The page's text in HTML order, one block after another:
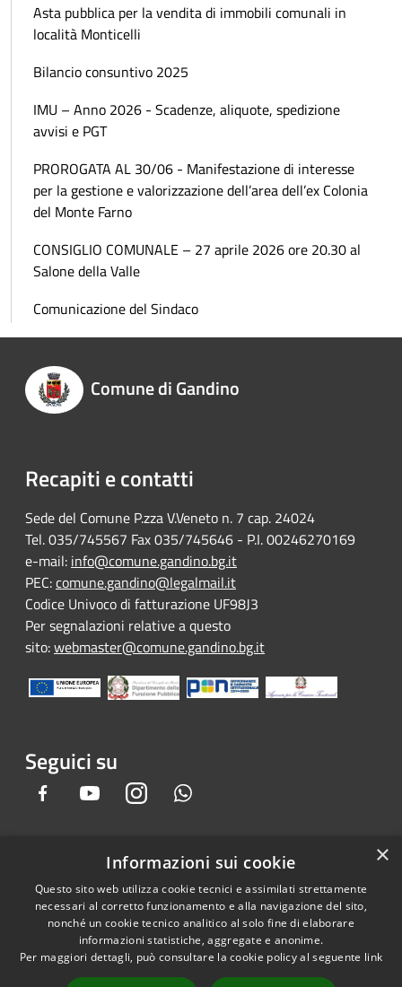
Asta pubblica per la vendita di immobili comunali in
località Monticelli
Bilancio consuntivo 2025
IMU – Anno 2026 - Scadenze, aliquote, spedizione
avvisi e PGT
PROROGATA AL 30/06 - Manifestazione di interesse
per la gestione e valorizzazione dell’area dell’ex Colonia
del Monte Farno
CONSIGLIO COMUNALE – 27 aprile 2026 ore 20.30 al
Salone della Valle
Comunicazione del Sindaco
Comune di Gandino
Recapiti e contatti
Sede del Comune P.zza V.Veneto n. 7 cap. 24024
Tel. 035/745567 Fax 035/745646 - P.I. 00246270169
e-mail: info@comune.gandino.bg.it
PEC:comune.gandino@legalmail.it
Codice Univoco di fatturazione UF98J3
Per segnalazioni relative a questo
sito:webmaster@comune.gandino.bg.it
Seguici su
Facebook YoutubeInstagram
Accessibilità
Privacy
Mappa del sito
Gandino • Powered by
Municipium•Accesso
redazione
×
Informazioni sui cookie
Questo sito web utilizza cookie tecnici e assimilati strettamente
necessari al corretto funzionamento e alla navigazione del sito,
nonché un cookie tecnico analitico al solo fine di elaborare
informazioni statistiche, aggregate e anonime.
Per maggiori dettagli, può consultare la cookie policy al seguente link